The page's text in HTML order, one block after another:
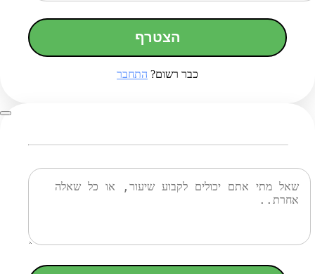
הצטרף
כבר רשום? התחבר